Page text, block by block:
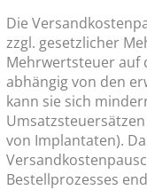
Die
zzgl. gesetzlicher
Mehrwertsteuer auf
abhängig von den
kann sie sich
von Implantaten).
Bestellprozesses